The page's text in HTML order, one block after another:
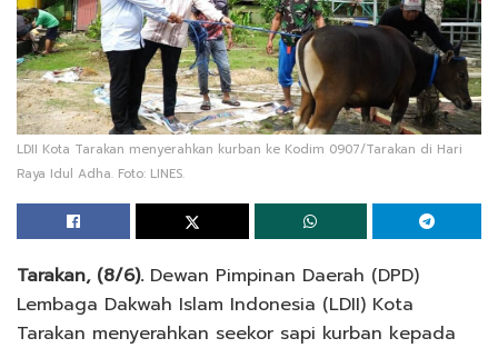
LDII Kota Tarakan menyerahkan kurban ke Kodim 0907/Tarakan di Hari
Raya Idul Adha. Foto: LINES.
Tarakan, (8/6).Dewan Pimpinan Daerah (DPD)
Lembaga Dakwah Islam Indonesia (LDII) Kota
Tarakan menyerahkan seekor sapi kurban kepada